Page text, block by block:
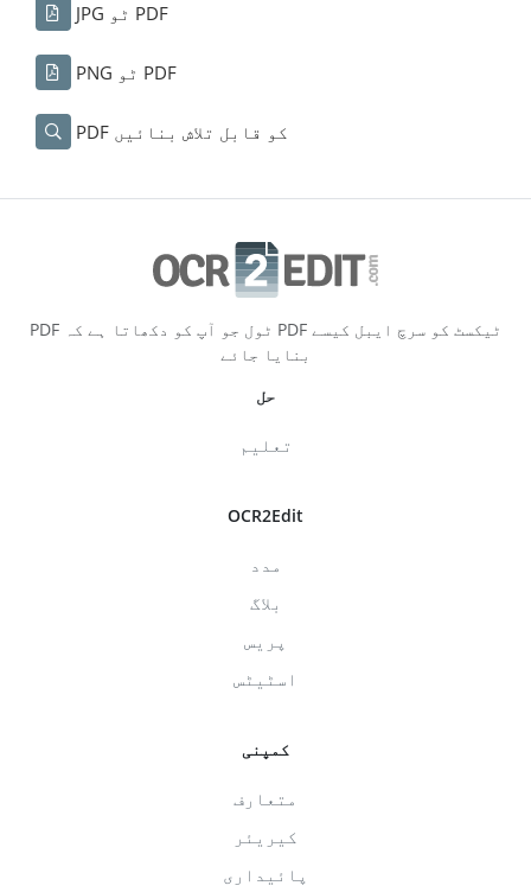
JPG ٹو PDF
PNG ٹو PDF
PDF کو قابل تلاش بنائیں
PDF ٹول جو آپ کو دکھاتا ہے کہ PDF ٹیکسٹ کو سرچ ایبل کیسے
بنایا جائے
حل
تعلیم
OCR2Edit
مدد
بلاگ
پریس
اسٹیٹس
کمپنی
متعارف
کیریئر
پائیداری